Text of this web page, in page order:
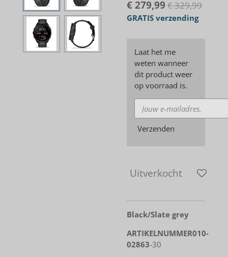
€ 279,99 € 329,99
GRATIS verzending
Laat het me
weten wanneer
dit product weer
op voorraad is.
Verzenden
Uitverkocht
Black/Slate grey
ARTIKELNUMMER010-
02863-30